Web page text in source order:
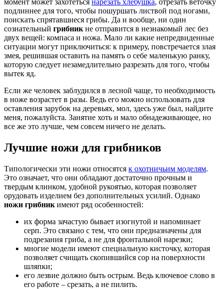
подлиннее для того, чтобы пошуршать листвой под ногами,
поискать спрятавшиеся грибы. Да и вообще, ни один
сознательный грибник не отправится в незнакомый лес без
двух вещей: компаса и ножа. Мало ли какие непредвиденные
ситуации могут приключиться: к примеру, повстречается злая
змея, решившая оставить на память о себе маленькую ранку,
которую следует незамедлительно разрезать для того, чтобы
вытек яд.
Если же человек заблудился в лесной чаще, то необходимость
в ноже возрастет в разы. Ведь его можно использовать для
оставления зарубок на деревьях, мол, здесь уже был, найдите
меня, пожалуйста. Занятие хоть и мало обнадеживающее, но
все же это лучше, чем совсем ничего не делать.
Лучшие ножи для грибников
Типологически эти ножи относятся к охотничьим моделям.
Это означает, что они обладают достаточно прочным и
твердым клинком, удобной рукоятью, которая позволяет
орудовать изделием без дополнительных усилий. Однако
ножи грибник имеют ряд особенностей:
их форма зачастую бывает изогнутой и напоминает
серп. Это связано с тем, что они предназначены для
подрезания гриба, а не для фронтальной нарезки;
многие модели имеют специальную кисточку, которая
позволяет счищать скопившийся сор на поверхности
шляпки;
его лезвие должно быть острым. Ведь ключевое слово в
его работе – срезать, а не пилить.